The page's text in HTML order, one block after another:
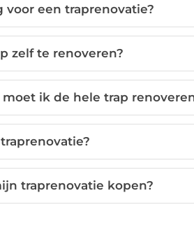
een traprenovatie?
zelf te renoveren?
ik de hele trap
traprenovatie kopen?